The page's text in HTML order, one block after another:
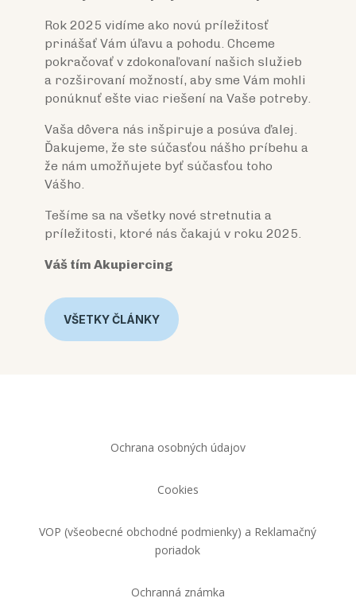
Rok 2025 vidíme ako novú príležitosť
prinášať Vám úľavu a pohodu. Chceme
pokračovať v zdokonaľovaní našich služieb
a rozširovaní možností, aby sme Vám mohli
ponúknuť ešte viac riešení na Vaše potreby.
Vaša dôvera nás inšpiruje a posúva ďalej.
Ďakujeme, že ste súčasťou nášho príbehu a
že nám umožňujete byť súčasťou toho
Vášho.
Tešíme sa na všetky nové stretnutia a
príležitosti, ktoré nás čakajú v roku 2025.
Váš tím Akupiercing
VŠETKY ČLÁNKY
Ochrana osobných údajov
Cookies
VOP (všeobecné obchodné podmienky) a Reklamačný
poriadok
Ochranná známka